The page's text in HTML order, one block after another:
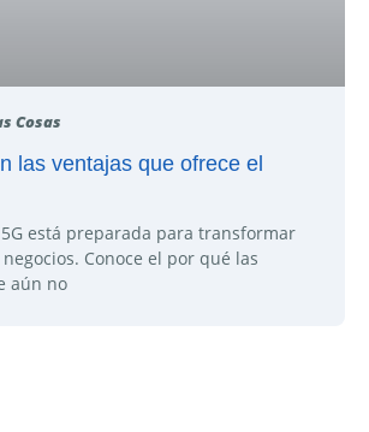
Cosas
las ventajas que ofrece el
está preparada para transformar
Conoce el por qué las
aún no